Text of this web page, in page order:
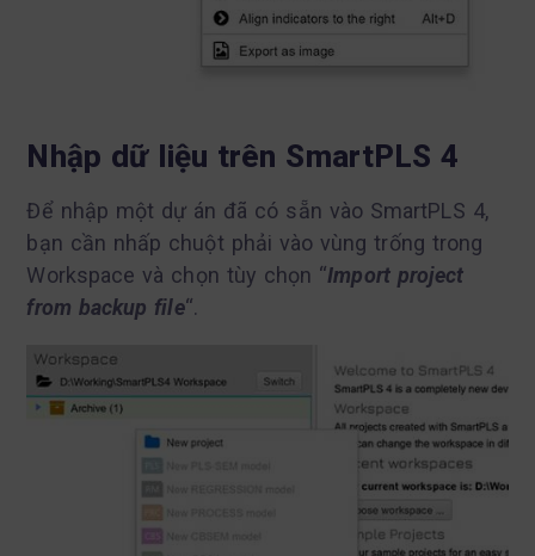
Nhập dữ liệu trên SmartPLS 4
Để nhập một dự án đã có sẵn vào SmartPLS 4,
bạn cần nhấp chuột phải vào vùng trống trong
Workspace và chọn tùy chọn “Import project
from backup file“.